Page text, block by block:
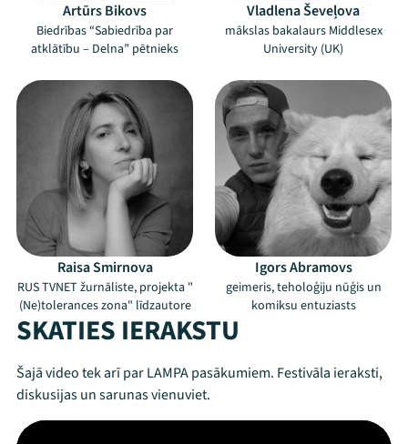
Artūrs Bikovs
Biedrības “Sabiedrība par
atklātību – Delna” pētnieks
Vladlena Ševeļova
mākslas bakalaurs Middlesex
University (UK)
Raisa Smirnova
RUS TVNET žurnāliste, projekta "
(Ne)tolerances zona" līdzautore
Igors Abramovs
geimeris, teholoģiju nūģis un
komiksu entuziasts
SKATIES IERAKSTU
Šajā video tek arī par LAMPA pasākumiem. Festivāla ieraksti,
diskusijas un sarunas vienuviet.